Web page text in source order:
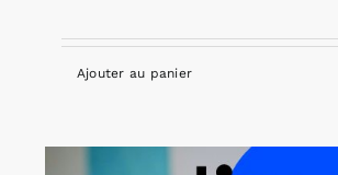
Ajouter au panier